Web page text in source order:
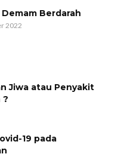
Berdarah
2022
Jiwa atau Penyakit
?
19 pada